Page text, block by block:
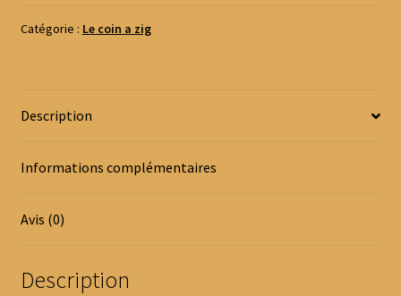
flottant
Catégorie : Le coin a zig
Description
Informations complémentaires
Avis (0)
Description